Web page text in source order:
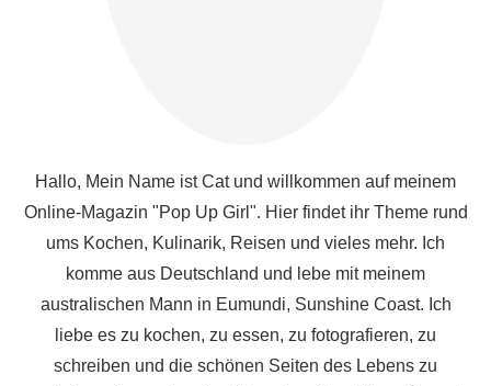
Hallo, Mein Name ist Cat und willkommen auf meinem
Online-Magazin "Pop Up Girl". Hier findet ihr Theme rund
ums Kochen, Kulinarik, Reisen und vieles mehr. Ich
komme aus Deutschland und lebe mit meinem
australischen Mann in Eumundi, Sunshine Coast. Ich
liebe es zu kochen, zu essen, zu fotografieren, zu
schreiben und die schönen Seiten des Lebens zu